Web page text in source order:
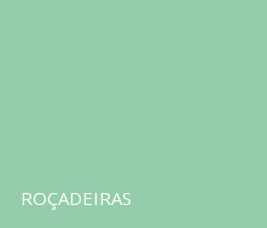
ROÇADEIRAS